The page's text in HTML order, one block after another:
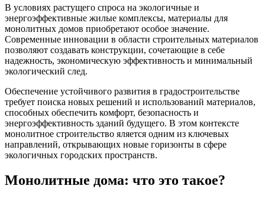
В условиях растущего спроса на экологичные и
энергоэффективные жилые комплексы, материалы для
монолитных домов приобретают особое значение.
Современные инновации в области строительных материалов
позволяют создавать конструкции, сочетающие в себе
надежность, экономическую эффективность и минимальный
экологический след.
Обеспечение устойчивого развития в градостроительстве
требует поиска новых решений и использований материалов,
способных обеспечить комфорт, безопасность и
энергоэффективность зданий будущего. В этом контексте
монолитное строительство яляется одним из ключевых
направлений, открывающих новые горизонты в сфере
экологичных городских пространств.
Монолитные дома: что это такое?